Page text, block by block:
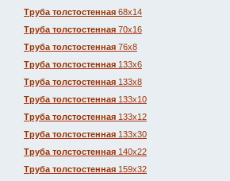
Труба толстостенная 68х14
Труба толстостенная 70х16
Труба толстостенная 76х8
Труба толстостенная 133х6
Труба толстостенная 133х8
Труба толстостенная 133х10
Труба толстостенная 133х12
Труба толстостенная 133х30
Труба толстостенная 140х22
Труба толстостенная 159х32